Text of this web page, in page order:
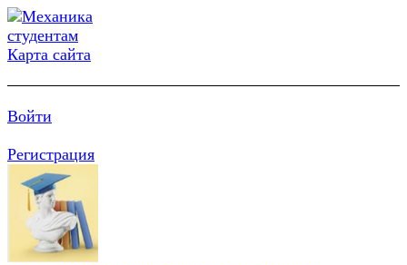
Карта сайта
Войти
Регистрация